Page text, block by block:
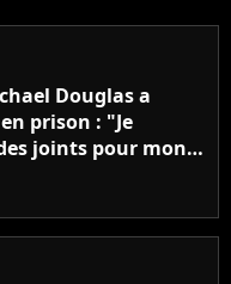
Douglas a
prison : "Je
joints pour mon